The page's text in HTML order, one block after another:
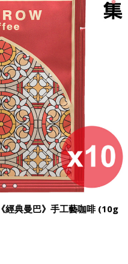
經典曼巴》手工藝咖啡 (10g